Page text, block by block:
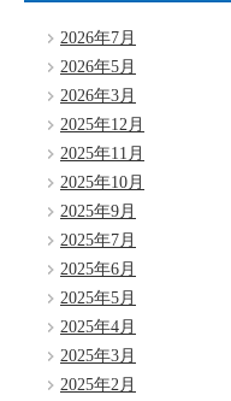
2026年7月
2026年5月
2026年3月
2025年12月
2025年11月
2025年10月
2025年9月
2025年7月
2025年6月
2025年5月
2025年4月
2025年3月
2025年2月